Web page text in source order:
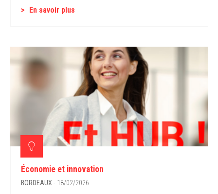
En savoir plus
Économie et innovation
BORDEAUX - 18/02/2026